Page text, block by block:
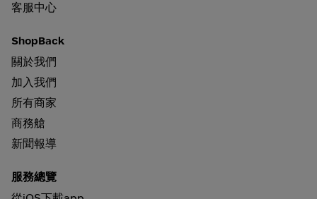
客服中心
ShopBack
關於我們
加入我們
所有商家
商務艙
新聞報導
服務總覽